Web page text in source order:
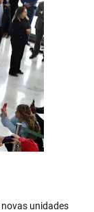
unidades